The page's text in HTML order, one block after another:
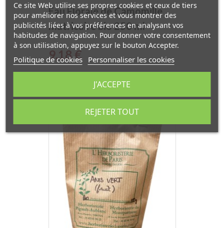
Eau Florale de Camomille
matricaire bio 250 ml
Essenciagua
Prix
9,18 €
Ce site Web utilise ses propres cookies et ceux de tiers
pour améliorer nos services et vous montrer des
publicités liées à vos préférences en analysant vos
habitudes de navigation. Pour donner votre consentement
à son utilisation, appuyez sur le bouton Accepter.
Politique de cookies Personnaliser les cookies
REJETER TOUT
J'ACCEPTE